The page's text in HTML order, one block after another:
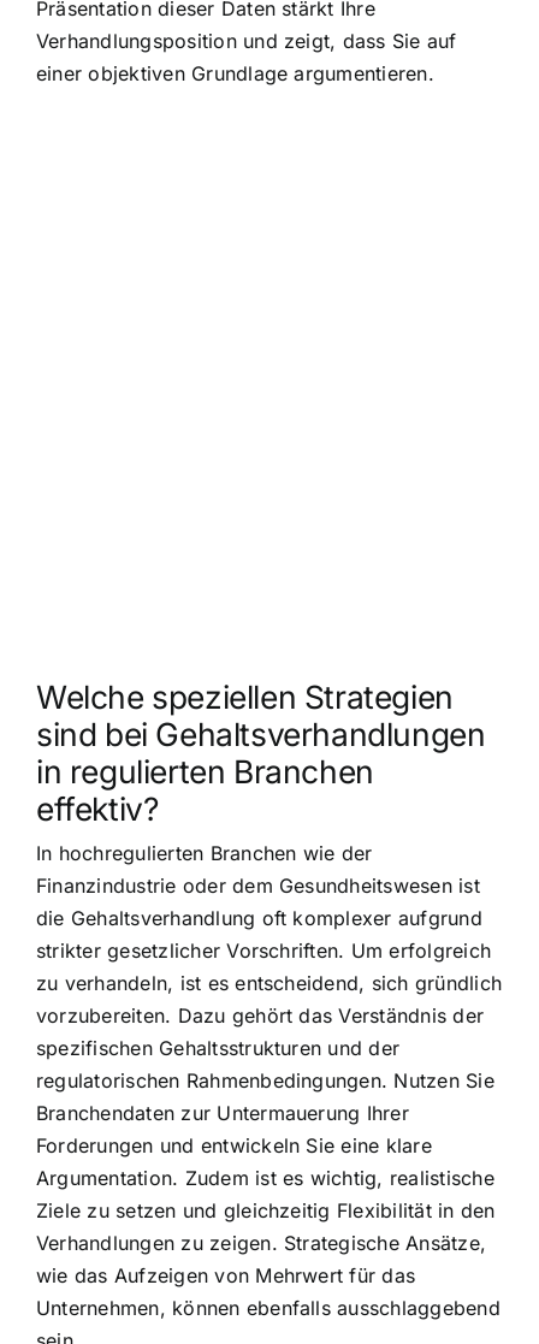
Präsentation dieser Daten stärkt Ihre
Verhandlungsposition und zeigt, dass Sie auf
einer objektiven Grundlage argumentieren.
Welche speziellen Strategien
sind bei Gehaltsverhandlungen
in regulierten Branchen
effektiv?
In hochregulierten Branchen wie der
Finanzindustrie oder dem Gesundheitswesen ist
die Gehaltsverhandlung oft komplexer aufgrund
strikter gesetzlicher Vorschriften. Um erfolgreich
zu verhandeln, ist es entscheidend, sich gründlich
vorzubereiten. Dazu gehört das Verständnis der
spezifischen Gehaltsstrukturen und der
regulatorischen Rahmenbedingungen. Nutzen Sie
Branchendaten zur Untermauerung Ihrer
Forderungen und entwickeln Sie eine klare
Argumentation. Zudem ist es wichtig, realistische
Ziele zu setzen und gleichzeitig Flexibilität in den
Verhandlungen zu zeigen. Strategische Ansätze,
wie das Aufzeigen von Mehrwert für das
Unternehmen, können ebenfalls ausschlaggebend